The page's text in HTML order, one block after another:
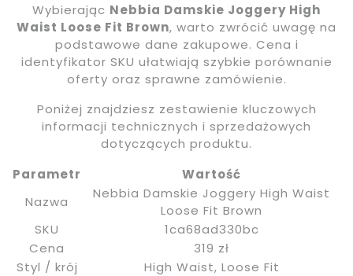
Wybierając Nebbia Damskie Joggery High
Waist Loose Fit Brown, warto zwrócić uwagę na
podstawowe dane zakupowe. Cena i
identyfikator SKU ułatwiają szybkie porównanie
oferty oraz sprawne zamówienie.
Poniżej znajdziesz zestawienie kluczowych
informacji technicznych i sprzedażowych
dotyczących produktu.
Parametr
Wartość
Nazwa
Nebbia Damskie Joggery High Waist
Loose Fit Brown
SKU
1ca68ad330bc
Cena
319 zł
Styl / krój
High Waist, Loose Fit